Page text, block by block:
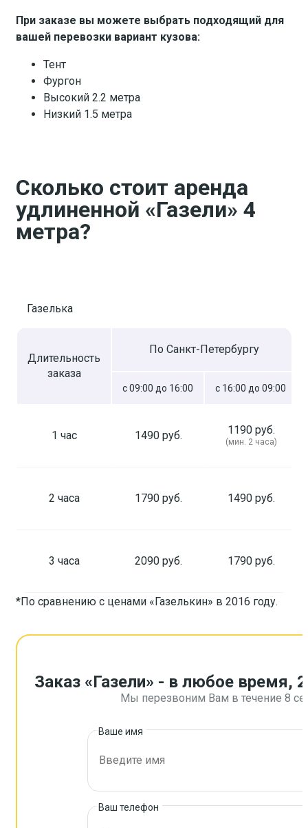
При заказе вы можете выбрать подходящий для
вашей перевозки вариант кузова:
Тент
Фургон
Высокий 2.2 метра
Низкий 1.5 метра
Сколько стоит аренда
удлиненной «Газели» 4
метра?
Газелька
Длительность
заказа
По Санкт-Петербургу
с 09:00 до 16:00 с 16:00 до 09:00
1 час 1490 руб. 1190 руб.
(мин. 2 часа)
2 часа 1790 руб. 1490 руб.
3 часа 2090 руб. 1790 руб.
*По сравнению с ценами «Газелькин» в 2016 году.
Заказ «Газели» - в любое время,
Мы перезвоним Вам в течение 8
Ваше имя
Ваш телефон